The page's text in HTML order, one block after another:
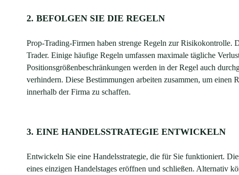
2. BEFOLGEN SIE DIE REGELN
Prop-Trading-Firmen haben strenge Regeln zur Risikokontrolle.
Trader. Einige häufige Regeln umfassen maximale tägliche
Positionsgrößenbeschränkungen werden in der Regel auch
verhindern. Diese Bestimmungen arbeiten zusammen, um
innerhalb der Firma zu schaffen.
3. EINE HANDELSSTRATEGIE ENTWICKELN
Entwickeln Sie eine Handelsstrategie, die für Sie funktioniert.
eines einzigen Handelstages eröffnen und schließen. Alternativ